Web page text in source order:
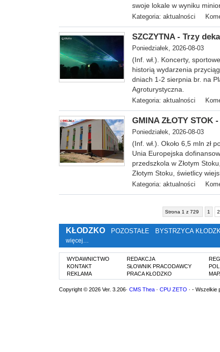
swoje lokale w wyniku
Kategoria: aktualności
SZCZYTNA - Trzy
Poniedziałek, 2026-08-03
(Inf. wł.). Koncerty,
historią wydarzenia
dniach 1-2 sierpnia br. na
Agroturystyczna.
Kategoria: aktualności
GMINA ZŁOTY
Poniedziałek, 2026-08-03
(Inf. wł.). Około 6,5 mln zł
Unia Europejska
przedszkola w Złotym
Złotym Stoku, świetlicy
Kategoria: aktualności
Strona 1 z 729 1 2
KŁODZKO POZOSTAŁE BYSTRZYCA
więcej…
WYDAWNICTWO
KONTAKT
REKLAMA
REDAKCJA
SŁOWNIK PRACODAWCY
PRACA KŁODZKO
Copyright © 2026 Ver. 3.206· CMS Thea · CPU ZETO · - Wszelkie